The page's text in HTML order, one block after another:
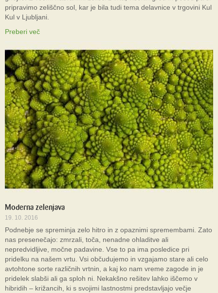
pripravimo zeliščno sol, kar je bila tudi tema delavnice v trgovini Kul
Kul v Ljubljani.
Preberi več
Moderna zelenjava
19. 10. 2016
Podnebje se spreminja zelo hitro in z opaznimi spremembami. Zato
nas presenečajo: zmrzali, toča, nenadne ohladitve ali
nepredvidljive, močne padavine. Vse to pa ima posledice pri
pridelku na našem vrtu. Vsi občudujemo in vzgajamo stare ali celo
avtohtone sorte različnih vrtnin, a kaj ko nam vreme zagode in je
pridelek slabši ali ga sploh ni. Nekakšno rešitev lahko iščemo v
hibridih – križancih, ki s svojimi lastnostmi predstavljajo večje